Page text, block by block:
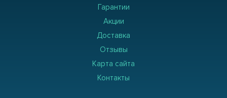
Гарантии
Акции
Доставка
Отзывы
Карта сайта
Контакты